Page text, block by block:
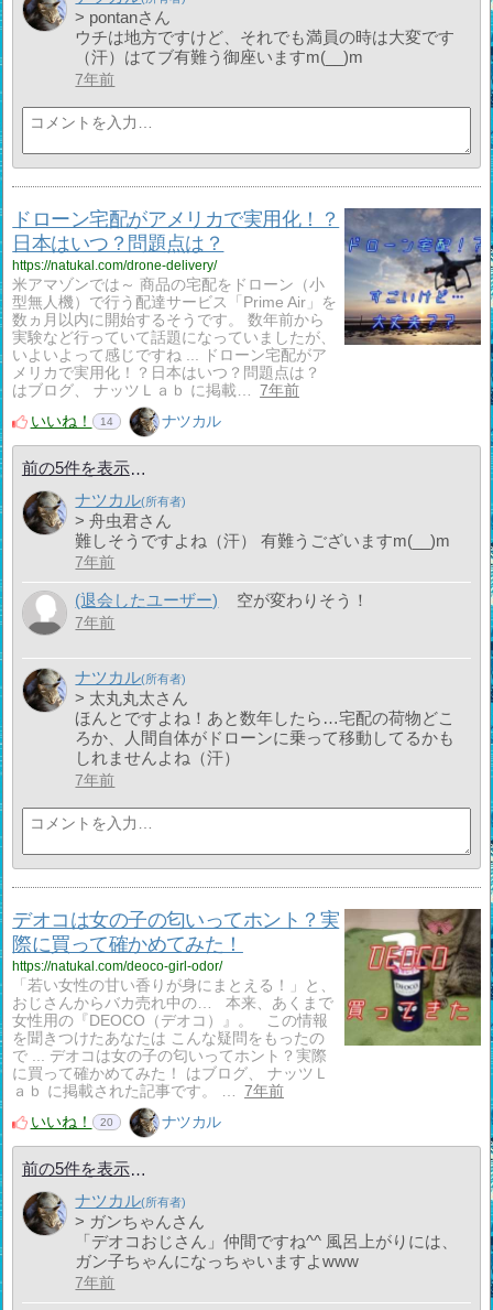
> pontanさん
ウチは地方ですけど、それでも満員の時は大変です
（汗）はてブ有難う御座いますm(__)m
7年前
ドローン宅配がアメリカで実用化！？
日本はいつ？問題点は？
https://natukal.com/drone-delivery/
米アマゾンでは～ 商品の宅配をドローン（小
型無人機）で行う配達サービス「Prime Air」を
数ヵ月以内に開始するそうです。 数年前から
実験など行っていて話題になっていましたが、
いよいよって感じですね ... ドローン宅配がア
メリカで実用化！？日本はいつ？問題点は？
はブログ、 ナッツＬａｂ に掲載…
7年前
いいね！
14 ナツカル
前の5件を表示
ナツカル
> 舟虫君さん
難しそうですよね（汗） 有難うございますm(__)m
7年前
(退会したユーザー) 空が変わりそう！
7年前
ナツカル
> 太丸丸太さん
ほんとですよね！あと数年したら…宅配の荷物どこ
ろか、人間自体がドローンに乗って移動してるかも
しれませんよね（汗）
7年前
デオコは女の子の匂いってホント？実
際に買って確かめてみた！
https://natukal.com/deoco-girl-odor/
「若い女性の甘い香りが身にまとえる！」と、
おじさんからバカ売れ中の… 本来、あくまで
女性用の『DEOCO（デオコ）』。 この情報
を聞きつけたあなたは こんな疑問をもったの
で ... デオコは女の子の匂いってホント？実際
に買って確かめてみた！ はブログ、 ナッツＬ
ａｂ に掲載された記事です。 …
7年前
いいね！
20 ナツカル
前の5件を表示
ナツカル
> ガンちゃんさん
「デオコおじさん」仲間ですね^^ 風呂上がりには、
ガン子ちゃんになっちゃいますよwww
7年前